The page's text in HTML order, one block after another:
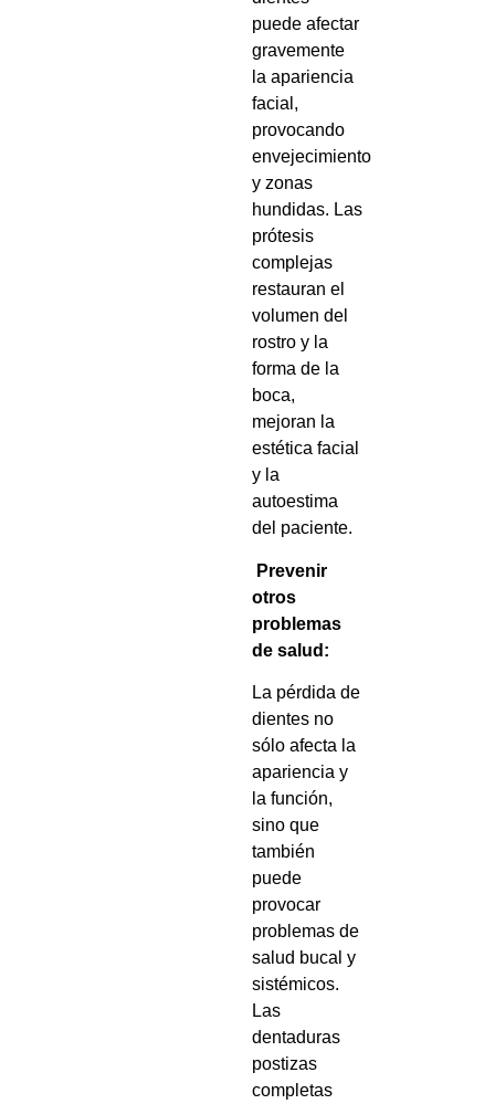
puede afectar
gravemente
la apariencia
facial,
provocando
envejecimiento
y zonas
hundidas. Las
prótesis
complejas
restauran el
volumen del
rostro y la
forma de la
boca,
mejoran la
estética facial
y la
autoestima
del paciente.
Prevenir
otros
problemas
de salud:
La pérdida de
dientes no
sólo afecta la
apariencia y
la función,
sino que
también
puede
provocar
problemas de
salud bucal y
sistémicos.
Las
dentaduras
postizas
completas